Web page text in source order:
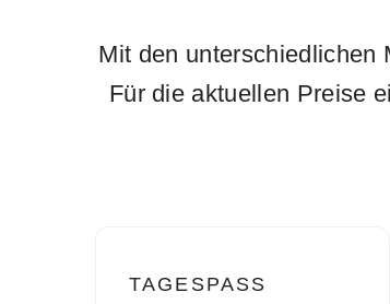
Mit den unterschiedlichen
Für die aktuellen Preise
TAGESPASS